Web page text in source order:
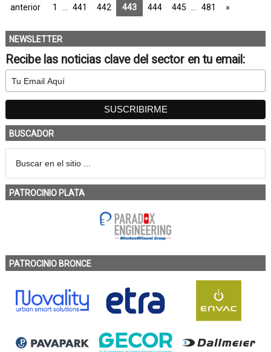
anterior
1 441 442 443 444 445 481
»
NEWSLETTER
Recibe las noticias clave del sector en tu email:
BUSCADOR
PATROCINIO PLATA
PATROCINIO BRONCE